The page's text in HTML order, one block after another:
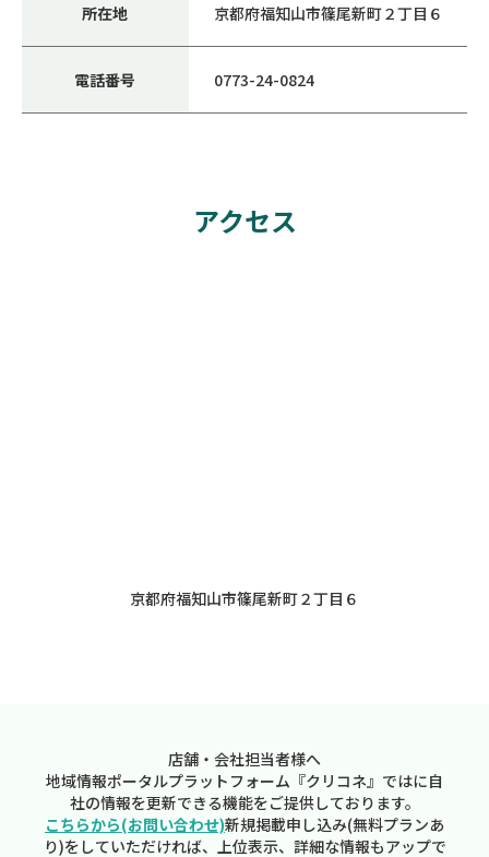
所在地 京都府福知山市篠尾新町２丁目６
電話番号 0773-24-0824
アクセス
京都府福知山市篠尾新町２丁目６
店舗・会社担当者様へ
地域情報ポータルプラットフォーム『クリコネ』ではに自
社の情報を更新できる機能をご提供しております。
こちらから(お問い合わせ)新規掲載申し込み(無料プランあ
り)をしていただければ、上位表示、詳細な情報もアップで